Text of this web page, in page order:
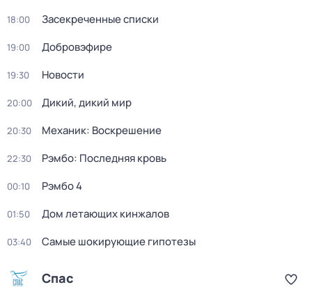
18:00 Заcекрeченные списки
19:00 Добровэфире
19:30 Новости
20:00 Дикий, дикий мир
20:30 Механик: Воскрешение
22:30 Рэмбо: Последняя кровь
00:10 Рэмбо 4
01:50 Дом летающих кинжалов
03:40 Самые шoкиpующие гипотезы
Спас